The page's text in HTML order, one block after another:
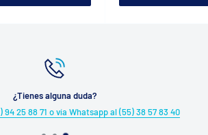
¿Tienes alguna duda?
25 88 71 o vía Whatsapp al (55) 38 57 83 40